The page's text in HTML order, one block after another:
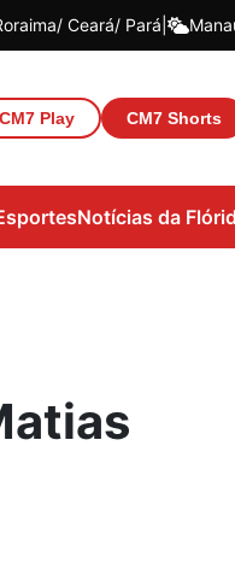
Ceará Pará
CM7 Play CM7 Shorts
Notícias da